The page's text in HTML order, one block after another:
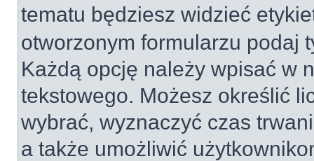
tematu będziesz widzieć
otworzonym formularzu podaj
Każdą opcję należy wpisać w
tekstowego. Możesz określić
wybrać, wyznaczyć czas
a także umożliwić